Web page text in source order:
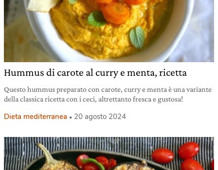
Hummus di carote al curry e menta, ricetta
Questo hummus preparato con carote, curry e menta è una variante
della classica ricetta con i ceci, altrettanto fresca e gustosa!
Dieta mediterranea 20 agosto 2024